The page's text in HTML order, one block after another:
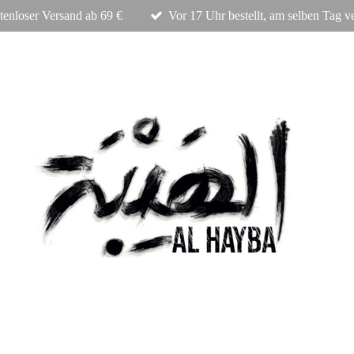
Versand ab 69 € Vor 17 Uhr bestellt, am selben Tag